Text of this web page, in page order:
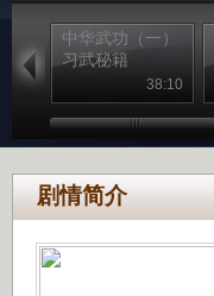
中华武功（一）
习武秘籍
38:10
剧情简介